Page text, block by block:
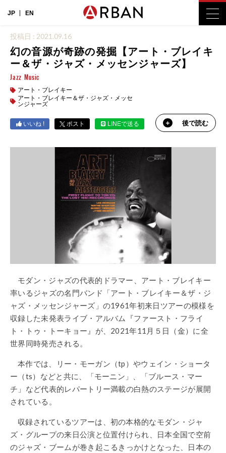
JP EN
投稿日 : 2021.09.16
幻の音源が奇跡の発掘【アート・ブレイキ
ー＆ザ・ジャズ・メッセンジャーズ】
Jazz Music
アート・ブレイキー
アート・ブレイキー＆ザ・ジャズ・メッセ
ンジャーズ
いいね ! ポスト LINEで送る 後で読む
モダン・ジャズの代表的ドラマー、アート・ブレイキー
率いるジャズの名門バンド「アート・ブレイキー＆ザ・ジ
ャズ・メッセンジャーズ」の1961年初来日ツアーの模様を
収録した未発表ライブ・アルバム『ファースト・フライ
ト・トゥ・トーキョー』が、2021年11月５日（金）に全
世界同時発売される。
本作では、リー・モーガン（tp）やウェイン・ショータ
ー（ts）などと共に、「モーニン」、「ブルース・マー
チ」など代表的レパートリー満載の白熱のステージが展開
されている。
収録されているツアーは、初の本格的なモダン・ジャ
ズ・グループの来日公演と位置付けられ、日本全国で空前
のジャズ・ブームが巻き起こるきっかけとなった、日本の